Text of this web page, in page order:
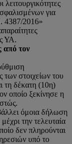
λειτουργικότητες
για
4387/2016»
ΥΑ.
από τον
των στοιχείων του
τη δέκατη (10η)
οποίο ξεκίνησε η
όμοια δήλωση
την τελευταία
δεν πληρούνται
υπό το